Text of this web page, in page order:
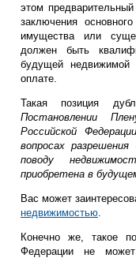
этом
заключения
имущества или
должен быть
будущей
оплате.
Такая позиция
Постановлении
Российской
вопросах
поводу
приобретена в
Вас может
недвижимостью
Конечно же, такое
Федерации не